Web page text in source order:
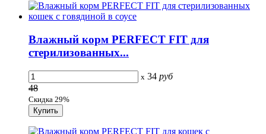
Влажный корм PERFECT FIT для
стерилизованных...
x 34 руб
48
Скидка 29%